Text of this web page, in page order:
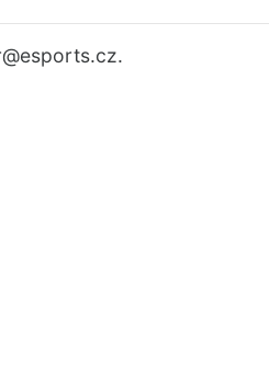
@esports.cz.